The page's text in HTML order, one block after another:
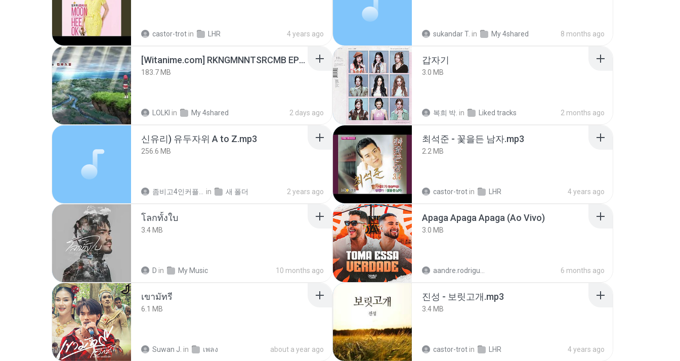
castor-trot in LHR 4 years ago sukandar T. in My 4shared 8 months ago
[Witanime.com] RKNGMNNTSRCMB EP 07 HD.mp4
183.7 MB
LOLKI in My 4shared 2 days ago
갑자기
3.0 MB
복희 박. in Liked tracks 2 months ago
신유리) 유두자위 A to Z.mp3
256.6 MB
in 새 폴더 2 years ago
최석준 - 꽃을든 남자.mp3
2.2 MB
castor-trot in LHR 4 years ago
โลกทั้งใบ
3.4 MB
D in My Music 10 months ago
Apaga Apaga Apaga (Ao Vivo)
3.0 MB
6 months ago
เขามัทรี
6.1 MB
Suwan J. in เพลง about a year ago
진성 - 보릿고개.mp3
3.4 MB
castor-trot in LHR 4 years ago